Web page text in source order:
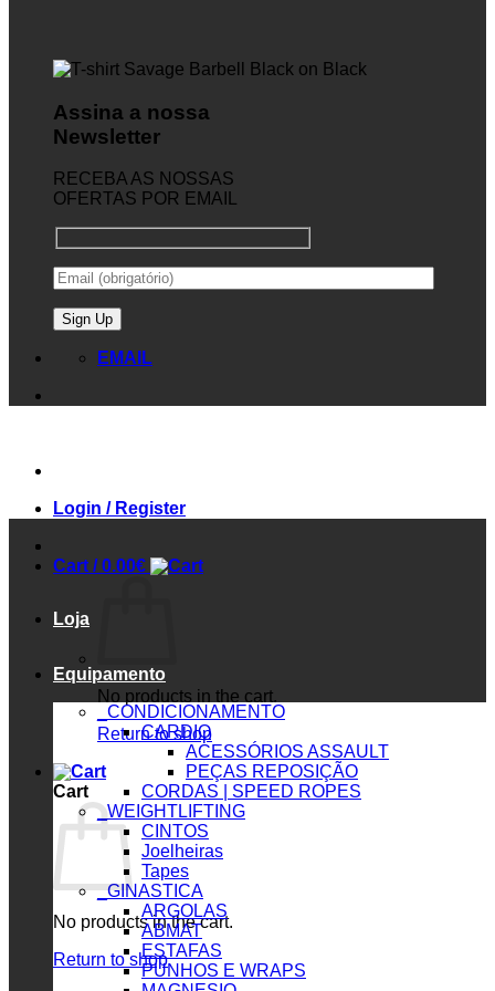
Assina a nossa
Newsletter
RECEBA AS NOSSAS
OFERTAS POR EMAIL
EMAIL
Login / Register
Cart /0.00€
No products in the cart.
Return to shop
Cart
No products in the cart.
Return to shop
Loja
Equipamento
_CONDICIONAMENTO
CARDIO
ACESSÓRIOS ASSAULT
PEÇAS REPOSIÇÃO
CORDAS | SPEED ROPES
_WEIGHTLIFTING
CINTOS
Joelheiras
Tapes
_GINASTICA
ARGOLAS
ABMAT
ESTAFAS
PUNHOS E WRAPS